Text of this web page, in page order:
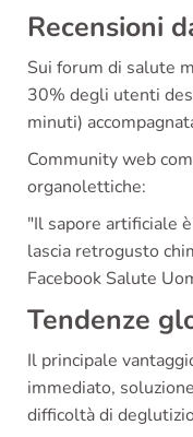
Recensioni
Sui forum di salute
30% degli utenti
minuti)
Community web
organolettiche:
"Il sapore artificiale
lascia retrogusto
Facebook Salute
Tendenze
Il principale
immediato,
difficoltà di